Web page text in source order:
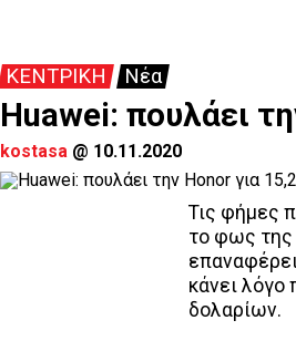
ΚΕΝΤΡΙΚΗ Νέα
Huawei: πουλάει
kostasa @ 10.11.2020
Τις φήμες
το φως της
κάνει λόγο
δολαρίων.